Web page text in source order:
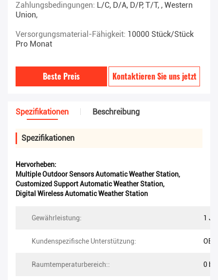
Zahlungsbedingungen: L/C, D/A, D/P, T/T, , Western
Union,
Versorgungsmaterial-Fähigkeit: 10000 Stück/Stück
Pro Monat
Beste Preis Kontaktieren Sie uns jetzt
Spezifikationen Beschreibung
Spezifikationen
Hervorheben:
Multiple Outdoor Sensors Automatic Weather Station,
Customized Support Automatic Weather Station,
Digital Wireless Automatic Weather Station
Gewährleistung: 1
Kundenspezifische Unterstützung:
Raumtemperaturbereich:: 0